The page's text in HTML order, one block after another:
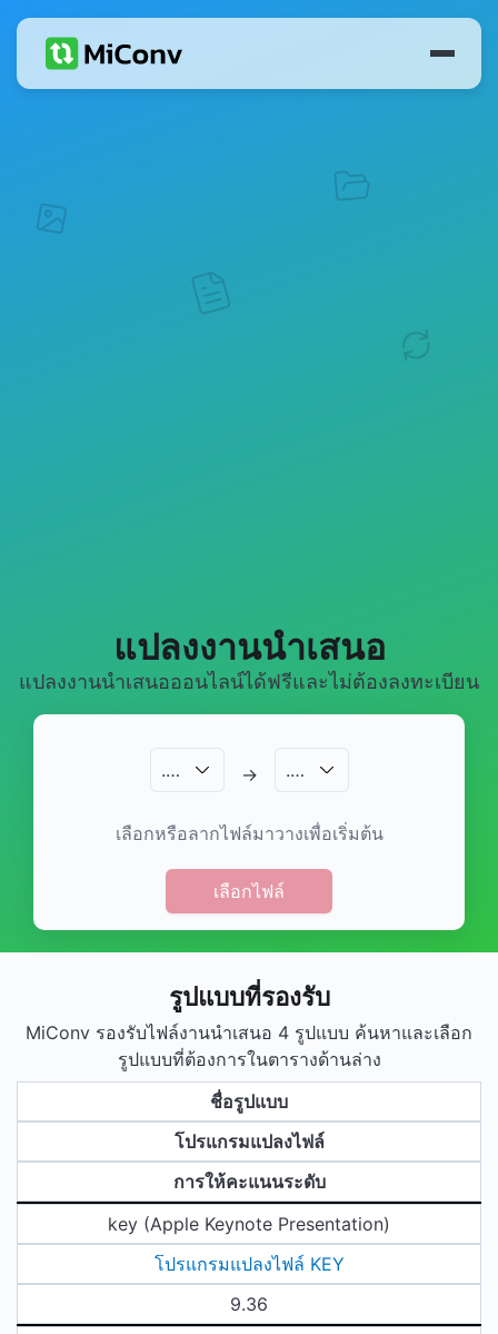
แปลงงานนำเสนอ
แปลงงานนำเสนอออนไลน์ได้ฟรีและไม่ต้องลงทะเบียน
.… → .…
เลือกหรือลากไฟล์มาวางเพื่อเริ่มต้น
เลือกไฟล์
รูปแบบที่รองรับ
MiConv รองรับไฟล์งานนำเสนอ 4 รูปแบบ ค้นหาและเลือก
รูปแบบที่ต้องการในตารางด้านล่าง
ชื่อรูปแบบ
โปรแกรมแปลงไฟล์
การให้คะแนนระดับ
key (Apple Keynote Presentation)
โปรแกรมแปลงไฟล์ KEY
9.36